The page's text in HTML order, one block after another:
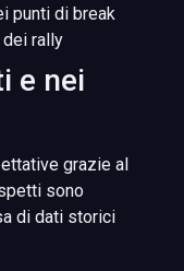
punti di break
rally
e nei
grazie al
sono
di dati storici